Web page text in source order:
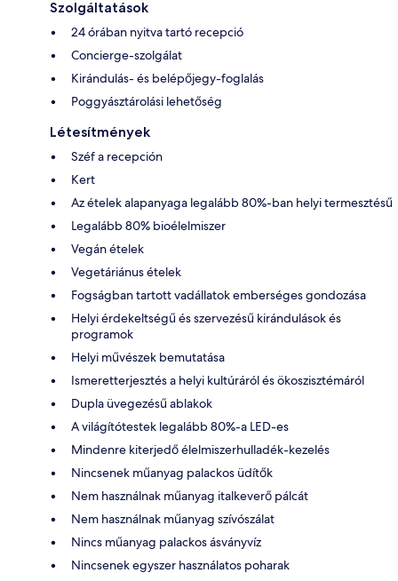
Szolgáltatások
24 órában nyitva tartó recepció
Concierge-szolgálat
Kirándulás- és belépőjegy-foglalás
Poggyásztárolási lehetőség
Létesítmények
Széf a recepción
Kert
Az ételek alapanyaga legalább 80%-ban helyi termesztésű
Legalább 80% bioélelmiszer
Vegán ételek
Vegetáriánus ételek
Fogságban tartott vadállatok emberséges gondozása
Helyi érdekeltségű és szervezésű kirándulások és
programok
Helyi művészek bemutatása
Ismeretterjesztés a helyi kultúráról és ökoszisztémáról
Dupla üvegezésű ablakok
A világítótestek legalább 80%-a LED-es
Mindenre kiterjedő élelmiszerhulladék-kezelés
Nincsenek műanyag palackos üdítők
Nem használnak műanyag italkeverő pálcát
Nem használnak műanyag szívószálat
Nincs műanyag palackos ásványvíz
Nincsenek egyszer használatos poharak